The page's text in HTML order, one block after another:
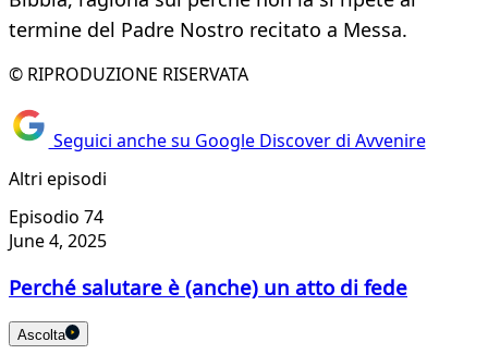
termine del Padre Nostro recitato a Messa.
© RIPRODUZIONE RISERVATA
Seguici anche su Google Discover di Avvenire
Altri episodi
Episodio 74
June 4, 2025
Perché salutare è (anche) un atto di fede
Ascolta